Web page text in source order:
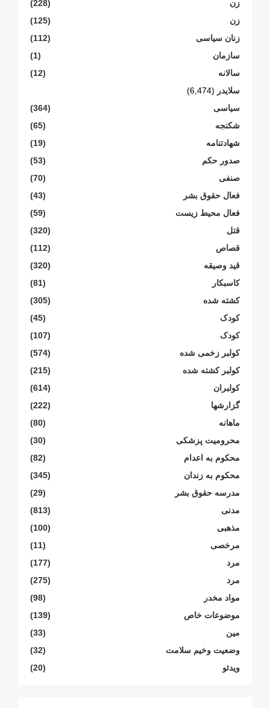
زن
(228)
زن
(125)
زنان سیاسی
(112)
سازمان
(1)
سالانە
(12)
سلایدر (6,474)
سیاسی
(364)
شکنجە
(65)
شهادتنامە
(19)
صدور حکم
(53)
صنفی
(70)
فعال حقوق بشر
(43)
فعال محیط زیست
(59)
قتل
(320)
قصاص
(112)
قید وصیقه
(320)
کاسبکار
(81)
کشته شده
(305)
کودک
(45)
کودک
(107)
کولبر زخمی شدە
(574)
کولبر کشتە شدە
(215)
کولبران
(614)
گزارشها
(222)
ماهانە
(80)
محرومیت پزشکی
(30)
محکوم بە اعدام
(82)
محکوم بە زندان
(345)
مدرسە حقوق بشر
(29)
مدنی
(813)
مذهبی
(100)
مرخصی
(11)
مرد
(177)
مرد
(275)
مواد مخدر
(98)
موضوعات خاص
(139)
مین
(33)
وضعیت وخیم سلامت
(32)
ویدئو
(20)